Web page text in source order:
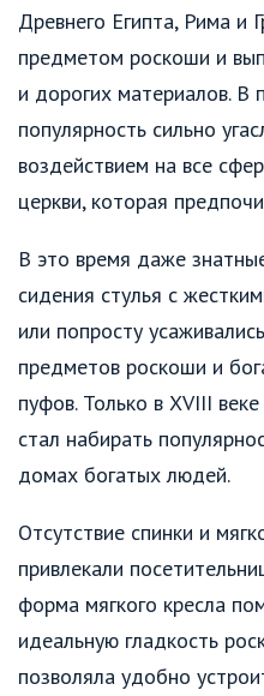
Древнего Египта, Рима и
предметом роскоши и
и дорогих материалов. В
популярность сильно
воздействием на все
церкви, которая
В это время даже
сидения стулья с
или попросту
предметов роскоши и
пуфов. Только в XVIII
стал набирать
домах богатых людей.
Отсутствие спинки и
привлекали
форма мягкого кресла
идеальную гладкость
позволяла удобно